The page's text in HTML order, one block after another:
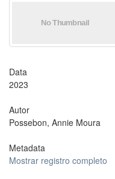
Data
2023
Autor
Possebon, Annie Moura
Metadata
Mostrar registro completo